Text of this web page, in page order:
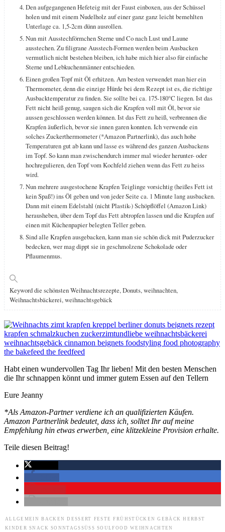
Den aufgegangenen Hefeteig mit der Faust einboxen, aus der Schüssel
holen und mit einem Nudelholz auf einer ganz ganz leicht bemehlten
Unterlage ca. 1,5-2cm dünn ausrollen.
Nun mit Ausstechförmchen Sterne und Co nach Lust und Laune
ausstechen. Zu filigrane Ausstech-Formen werden beim Ausbacken
vermutlich nicht bestehen bleiben, ich habe mich hier also für einfache
Sterne und Lebkuchenmänner entschieden.
Einen großen Topf mit Öl erhitzen. Am besten verwendet man hier ein
Thermometer, denn die einzige Hürde bei dem Rezept ist es, die richtige
Ausbacktemperatur zu finden. Sie sollte bei ca. 175-180°C liegen. Ist das
Fett nicht heiß genug, saugen sich die Krapfen voll mit Öl, bevor sie
aussen geschlossen werden können. Ist das Fett zu heiß, verbrennen die
Krapfen äußerlich, bevor sie innen garen konnten. Ich verwende ein
solches Zuckerthermometer (*Amazon Partnerlink), das auch hohe
Temperaturen gut ab kann und lasse es während des ganzen Ausbackens
im Topf. So kann man zwischendurch immer mal wieder herunter- oder
hochregulieren, den Topf vom Kochfeld ziehen wenn das Fett zu heiss
wird.
Nun mehrere ausgestochene Krapfen Teiglinge vorsichtig (heißes Fett ist
kein Spaß!) ins Öl geben und von jeder Seite ca. 1 Minute lang ausbacken.
Dann mit einem Edelstahl (nicht Plastik-) Schöpflöffel (Amazon Link)
herausheben, über dem Topf das Fett abtropfen lassen und die Krapfen auf
einen mit Küchenpapier belegten Teller geben.
Sind alle Krapfen ausgebacken, kann man sie schön dick mit Puderzucker
bedecken, wer mag dippt sie in geschmolzene Schokolade oder
Pflaumenmus.
Keyworddie schönsten Weihnachtsrezepte, Donuts, weihnachten,
Weihnachtsbäckerei, weihnachtsgebäck
Habt einen wundervollen Tag Ihr lieben! Mit den besten Menschen
die Ihr schnappen könnt und immer gutem Essen auf den Tellern
Eure Jeanny
*Als Amazon-Partner verdiene ich an qualifizierten Käufen.
Amazon Partnerlink bedeutet, dass ich, solltet Ihr auf meine
Empfehlung hin etwas erwerben, eine klitzekleine Provision erhalte.
Teile diesen Beitrag!
ALLGEMEIN BACKEN DESSERT FESTE FRÜHSTÜCKEN GEBÄCK
HERBST
KINDER
SNACK SONNTAGSSÜSS SOULFOOD WEIHNACHTEN